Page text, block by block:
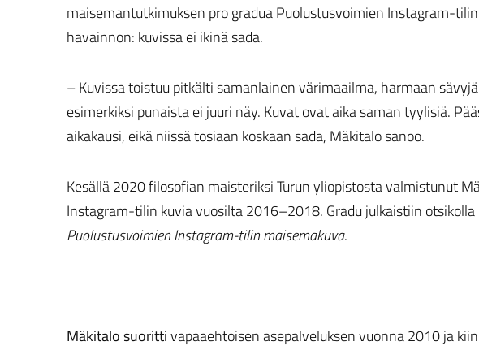
maisemantutkimuksen pro gradua Puolustusvoimien Instagram-
havainnon: kuvissa ei ikinä sada.
– Kuvissa toistuu pitkälti samanlainen värimaailma, harmaan
esimerkiksi punaista ei juuri näy. Kuvat ovat aika saman tyylisiä.
aikakausi, eikä niissä tosiaan koskaan sada, Mäkitalo sanoo.
Kesällä 2020 filosofian maisteriksi Turun yliopistosta valmistunut
Instagram-tilin kuvia vuosilta 2016–2018. Gradu julkaistiin otsikolla
Puolustusvoimien Instagram-tilin maisemakuva.
Mäkitalo suorittivapaaehtoisen asepalveluksen vuonna 2010 ja